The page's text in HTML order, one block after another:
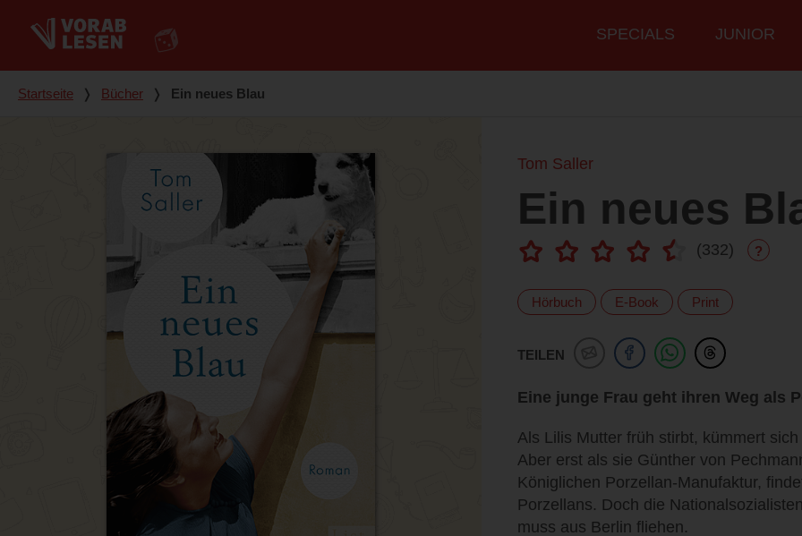
Hauptmenü
SPECIALS JUNIOR
Du bist hier
Startseite ❭ Bücher ❭ Ein neues Blau
Tom Saller
Ein neues
(332) ?
Hörbuch E-Book Print
TEILEN
Eine junge Frau geht ihren Weg als
Als Lilis Mutter früh stirbt, kümmert
Aber erst als sie Günther von
Königlichen Porzellan-Manufaktur,
Porzellans. Doch die
muss aus Berlin fliehen.